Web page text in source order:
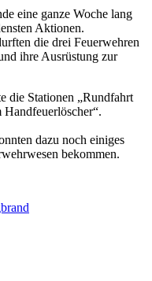
eine ganze Woche lang
Aktionen.
die drei Feuerwehren
ihre Ausrüstung zur
die Stationen „Rundfahrt
dazu noch einiges
bekommen.